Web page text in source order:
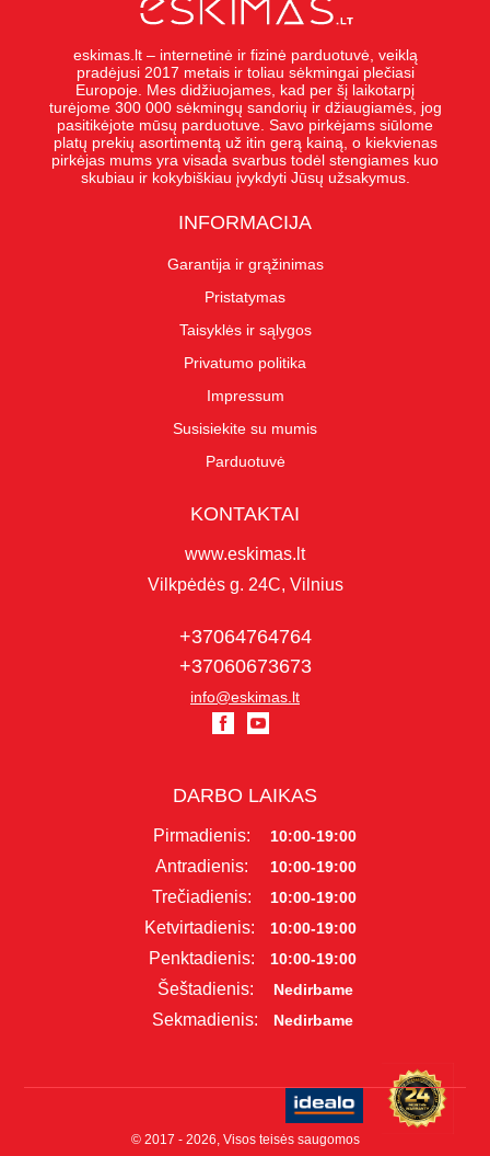
eskimas.lt – internetinė ir fizinė parduotuvė, veiklą
pradėjusi 2017 metais ir toliau sėkmingai plečiasi
Europoje. Mes didžiuojames, kad per šį laikotarpį
turėjome 300 000 sėkmingų sandorių ir džiaugiamės, jog
pasitikėjote mūsų parduotuve. Savo pirkėjams siūlome
platų prekių asortimentą už itin gerą kainą, o kiekvienas
pirkėjas mums yra visada svarbus todėl stengiames kuo
skubiau ir kokybiškiau įvykdyti Jūsų užsakymus.
INFORMACIJA
Garantija ir grąžinimas
Pristatymas
Taisyklės ir sąlygos
Privatumo politika
Impressum
Susisiekite su mumis
Parduotuvė
KONTAKTAI
www.eskimas.lt
Vilkpėdės g. 24C, Vilnius
+37064764764
+37060673673
info@eskimas.lt
DARBO LAIKAS
Pirmadienis: 10:00-19:00
Antradienis: 10:00-19:00
Trečiadienis: 10:00-19:00
Ketvirtadienis: 10:00-19:00
Penktadienis: 10:00-19:00
Šeštadienis: Nedirbame
Sekmadienis: Nedirbame
© 2017 - 2026, Visos teisės saugomos